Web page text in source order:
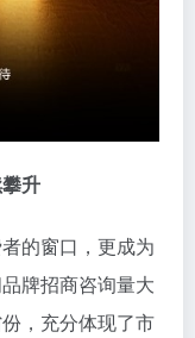
升
的窗口，更成为
牌招商咨询量大
，充分体现了市